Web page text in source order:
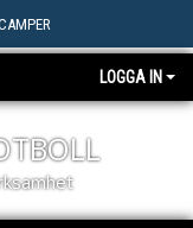
LOGGA IN